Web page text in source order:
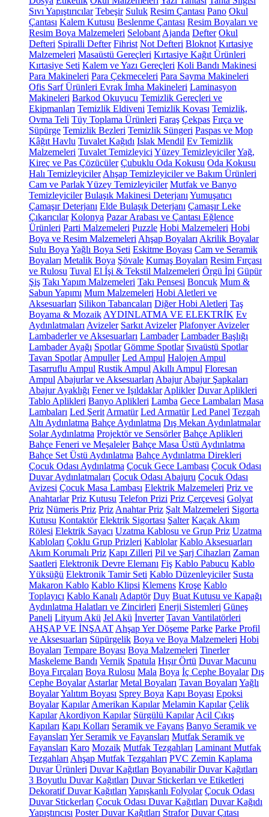
Sıvı Yapıştırıcılar Tebeşir Suluk Resim Çantası Pano Okul
Çantası Kalem Kutusu Beslenme Çantası Resim Boyaları ve
Resim Boya Malzemeleri Selobant Ajanda Defter Okul
Defteri Spiralli Defter Fihrist Not Defteri Bloknot Kırtasiye
Malzemeleri Masaüstü Gereçleri Kırtasiye Kağıt Ürünleri
Kırtasiye Seti Kalem ve Yazı Gereçleri Koli Bandı Makinesi
Para Makineleri Para Çekmeceleri Para Sayma Makineleri
Ofis Sarf Ürünleri Evrak İmha Makineleri Laminasyon
Makineleri Barkod Okuyucu Temizlik Gereçleri ve
Ekipmanları Temizlik Eldiveni Temizlik Kovası Temizlik,
Ovma Teli Tüy Toplama Ürünleri Faraş Çekpas Fırça ve
Süpürge Temizlik Bezleri Temizlik Süngeri Paspas ve Mop
Kâğıt Havlu Tuvalet Kağıdı Islak Mendil Ev Temizlik
Malzemeleri Tuvalet Temizleyici Yüzey TemizleyicilerYağ,
Kireç ve Pas Çözücüler Çubuklu Oda Kokusu Oda Kokusu
Halı Temizleyiciler Ahşap Temizleyiciler ve Bakım Ürünleri
Cam ve Parlak Yüzey Temizleyiciler Mutfak ve Banyo
Temizleyiciler Bulaşık Makinesi Deterjanı Yumuşatıcı
Çamaşır Deterjanı Elde Bulaşık Deterjanı Çamaşır Leke
Çıkarıcılar Kolonya Pazar Arabası ve Çantası Eğlence
Ürünleri Parti Malzemeleri Puzzle Hobi Malzemeleri Hobi
Boya ve Resim Malzemeleri Ahşap Boyaları Akrilik Boyalar
Sulu Boya Yağlı Boya Seti Eskitme Boyası Cam ve Seramik
Boyaları Metalik Boya Şövale Kumaş Boyaları Resim Fırçası
ve Rulosu Tuval El İşi & Tekstil Malzemeleri Örgü İpi Güpür
Şiş Takı Yapım Malzemeleri Takı Pensesi Boncuk Mum &
Sabun Yapımı Mum Malzemeleri Hobi Aletleri ve
Aksesuarları Silikon Tabancaları Diğer Hobi Aletleri Taş
Boyama & Mozaik AYDINLATMA VE ELEKTRİK Ev
Aydınlatmaları Avizeler Sarkıt Avizeler Plafonyer Avizeler
Lambaderler ve Aksesuarları Lambader Lambader Başlığı
Lambader Ayağı Spotlar Gömme Spotlar Sıvaüstü Spotlar
Tavan Spotlar Ampuller Led Ampul Halojen Ampul
Tasarruflu Ampul Rustik Ampul Akıllı Ampul Floresan
Ampul Abajurlar ve Aksesuarları Abajur Abajur Şapkaları
Abajur Ayaklığı Fener ve Işıldaklar Aplikler Duvar Aplikleri
Tablo Aplikleri Banyo Aplikleri Lamba Gece Lambaları Masa
Lambaları Led Şerit Armatür Led Armatür Led Panel Tezgah
Altı Aydınlatma Bahçe Aydınlatma Dış Mekan Aydınlatmalar
Solar Aydınlatma Projektör ve Sensörler Bahçe Aplikleri
Bahçe Feneri ve Meşaleler Bahçe Masa Üstü Aydınlatma
Bahçe Set Üstü Aydınlatma Bahçe Aydınlatma Direkleri
Çocuk Odası Aydınlatma Çocuk Gece Lambası Çocuk Odası
Duvar Aydınlatmaları Çocuk Odası Abajuru Çocuk Odası
Avizesi Çocuk Masa Lambası Elektrik Malzemeleri Priz ve
Anahtarlar Priz Kutusu Telefon Prizi Priz Çerçevesi Golyat
Priz Nümeris Priz Priz Anahtar Priz Şalt Malzemeleri Sigorta
Kutusu Kontaktör Elektrik Sigortası Şalter Kaçak Akım
Rölesi Elektrik Sayacı Uzatma Kablosu ve Grup Priz Uzatma
Kabloları Çoklu Grup Prizleri Kablolar Kablo Aksesuarları
Akım Korumalı Priz Kapı Zilleri Pil ve Şarj Cihazları Zaman
Saatleri Elektronik Devre Elemanı Fiş Kablo Pabucu Kablo
Yüksüğü Elektronik Tamir Seti Kablo Düzenleyiciler Susta
Makaron Kablo Kablo Klipsi Klemens Kroşe Kablo
Toplayıcı Kablo Kanalı Adaptör Duy Buat Kutusu ve Kapağı
Aydınlatma Halatları ve Zincirleri Enerji Sistemleri Güneş
Paneli Lityum Akü Jel Akü İnverter Tavan Vantilatörleri
AHŞAP VE İNŞAAT Ahşap Yer Döşeme Parke Parke Profil
ve Aksesuarları Süpürgelik Boya ve Boya Malzemeleri Hobi
Boyaları Tempare Boyası Boya Malzemeleri Tinerler
Maskeleme Bandı Vernik Spatula Hışır Örtü Duvar Macunu
Boya Fırçaları Boya Rulosu Mala Boya İç Cephe Boyalar Dış
Cephe Boyalar Astarlar Metal Boyaları Tavan Boyaları Yağlı
BoyalarYalıtım Boyası Sprey Boya Kapı Boyası Epoksi
Boyalar Kapılar Amerikan Kapılar Melamin Kapılar Çelik
Kapılar Akordiyon Kapılar Sürgülü Kapılar Acil Çıkış
Kapıları Kapı Kolları Seramik ve Fayans Banyo Seramik ve
Fayansları Yer Seramik ve Fayansları Mutfak Seramik ve
Fayansları Karo Mozaik Mutfak Tezgahları Laminant Mutfak
Tezgahları Ahşap Mutfak Tezgahları PVC Zemin Kaplama
Duvar Ürünleri Duvar Kağıtları Boyanabilir Duvar Kağıtları
3 Boyutlu Duvar Kağıtları Duvar Stickerları ve Etiketleri
Dekoratif Duvar Kağıtları Yapışkanlı Folyolar Çocuk Odası
Duvar Stickerları Çocuk Odası Duvar Kağıtları Duvar Kağıdı
Yapıştırıcısı Poster Duvar Kağıtları Strafor Duvar Çıtası